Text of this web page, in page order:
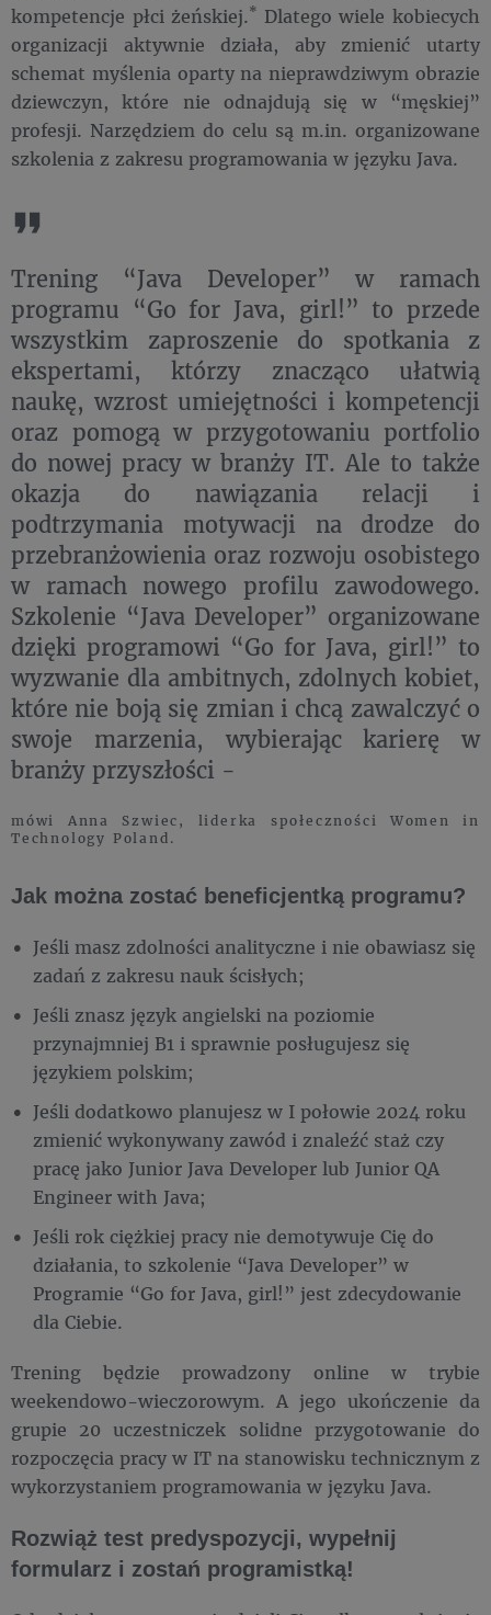
kompetencje płci żeńskiej.* Dlatego wiele kobiecych
organizacji aktywnie działa, aby zmienić utarty
schemat myślenia oparty na nieprawdziwym obrazie
dziewczyn, które nie odnajdują się w “męskiej”
profesji. Narzędziem do celu są m.in. organizowane
szkolenia z zakresu programowania w języku Java.
Trening “Java Developer” w ramach
programu “Go for Java, girl!” to przede
wszystkim zaproszenie do spotkania z
ekspertami, którzy znacząco ułatwią
naukę, wzrost umiejętności i kompetencji
oraz pomogą w przygotowaniu portfolio
do nowej pracy w branży IT. Ale to także
okazja do nawiązania relacji i
podtrzymania motywacji na drodze do
przebranżowienia oraz rozwoju osobistego
w ramach nowego profilu zawodowego.
Szkolenie “Java Developer” organizowane
dzięki programowi “Go for Java, girl!” to
wyzwanie dla ambitnych, zdolnych kobiet,
które nie boją się zmian i chcą zawalczyć o
swoje marzenia, wybierając karierę w
branży przyszłości -
mówi Anna Szwiec, liderka społeczności Women in
Technology Poland.
Jak można zostać beneficjentką programu?
Jeśli masz zdolności analityczne i nie obawiasz się
zadań z zakresu nauk ścisłych;
Jeśli znasz język angielski na poziomie
przynajmniej B1 i sprawnie posługujesz się
językiem polskim;
Jeśli dodatkowo planujesz w I połowie 2024 roku
zmienić wykonywany zawód i znaleźć staż czy
pracę jako Junior Java Developer lub Junior QA
Engineer with Java;
Jeśli rok ciężkiej pracy nie demotywuje Cię do
działania, to szkolenie “Java Developer” w
Programie “Go for Java, girl!” jest zdecydowanie
dla Ciebie.
Trening będzie prowadzony online w trybie
weekendowo-wieczorowym. A jego ukończenie da
grupie 20 uczestniczek solidne przygotowanie do
rozpoczęcia pracy w IT na stanowisku technicznym z
wykorzystaniem programowania w języku Java.
Rozwiąż test predyspozycji, wypełnij
formularz i zostań programistką!